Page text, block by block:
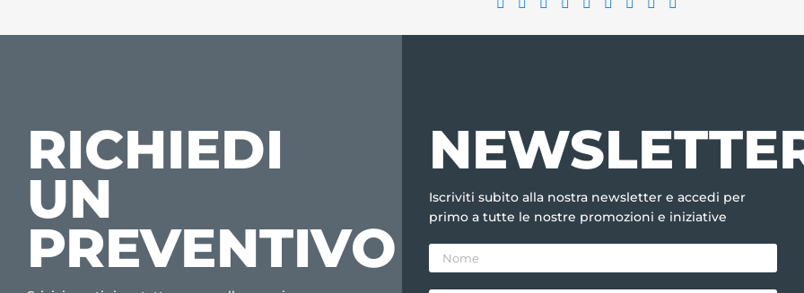
RICHIEDI
UN
PREVENTIVO
Iscriviti subito alla nostra newsletter e accedi per
primo a tutte le nostre promozioni e iniziative